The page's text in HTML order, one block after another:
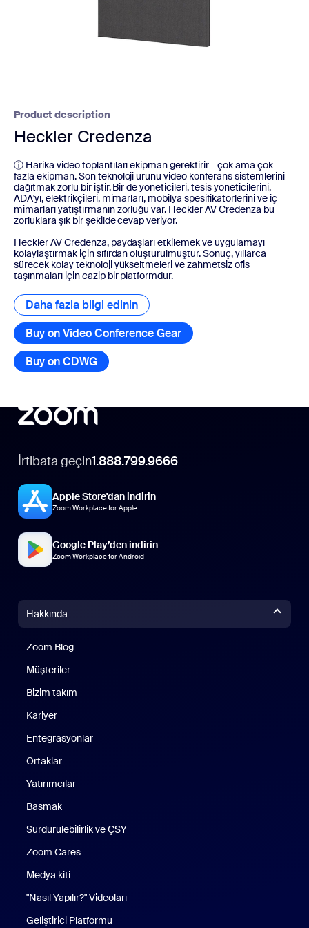
Product description
Heckler Credenza
ⓘ Harika video toplantıları ekipman gerektirir - çok ama çok
fazla ekipman. Son teknoloji ürünü video konferans sistemlerini
dağıtmak zorlu bir iştir. Bir de yöneticileri, tesis yöneticilerini,
ADA'yı, elektrikçileri, mimarları, mobilya spesifikatörlerini ve iç
mimarları yatıştırmanın zorluğu var. Heckler AV Credenza bu
zorluklara şık bir şekilde cevap veriyor.
Heckler AV Credenza, paydaşları etkilemek ve uygulamayı
kolaylaştırmak için sıfırdan oluşturulmuştur. Sonuç, yıllarca
sürecek kolay teknoloji yükseltmeleri ve zahmetsiz ofis
taşınmaları için cazip bir platformdur.
Daha fazla bilgi edinin Daha fazla bilgi edinin
Buy on Video Conference Gear
Buy on CDWG
İrtibata geçin1.888.799.9666
Apple Store'dan indirin
Zoom Workplace for Apple
Google Play’den indirin
Zoom Workplace for Android
Hakkında
Zoom Blog
Müşteriler
Bizim takım
Kariyer
Entegrasyonlar
Ortaklar
Yatırımcılar
Basmak
Sürdürülebilirlik ve ÇSY
Zoom Cares
Medya kiti
"Nasıl Yapılır?" Videoları
Geliştirici Platformu